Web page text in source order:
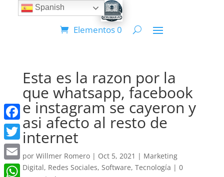
Elementos 0
Esta es la razon por la
que whatsapp, facebook
e instagram se cayeron y
asi afecto al resto de
internet
por Willmer Romero| Oct 5, 2021 | Marketing
Digital, Redes Sociales, Software, Tecnología | 0
Facebook
Twitter
Email
Spanish